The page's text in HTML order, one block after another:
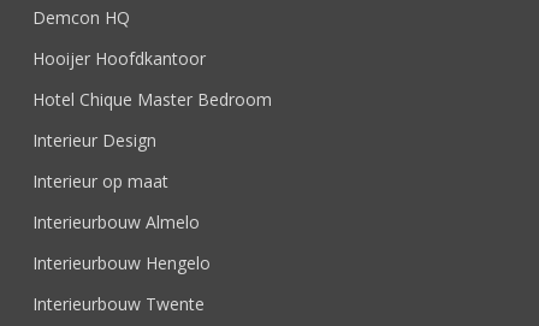
Demcon HQ
Hooijer Hoofdkantoor
Hotel Chique Master Bedroom
Interieur Design
Interieur op maat
Interieurbouw Almelo
Interieurbouw Hengelo
Interieurbouw Twente